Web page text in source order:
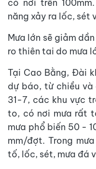
có nơi trên
năng xảy ra lốc, sét
Mưa lớn sẽ giảm
ro thiên tai do mưa
Tại Cao Bằng, Đài
dự báo, từ chiều
31-7, các khu vực
to, có nơi mưa rất
mưa phổ biến 50 -
mm/đợt. Trong
tố, lốc, sét, mưa đá